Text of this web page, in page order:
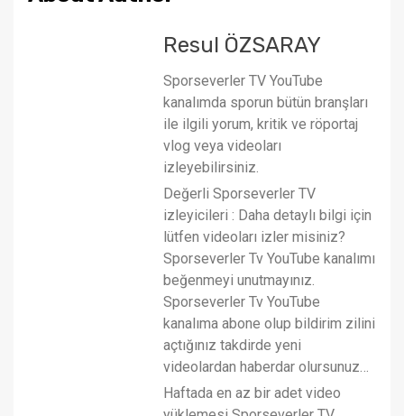
Resul ÖZSARAY
Sporseverler TV YouTube
kanalımda sporun bütün branşları
ile ilgili yorum, kritik ve röportaj
vlog veya videoları
izleyebilirsiniz.
Değerli Sporseverler TV
izleyicileri : Daha detaylı bilgi için
lütfen videoları izler misiniz?
Sporseverler Tv YouTube kanalımı
beğenmeyi unutmayınız.
Sporseverler Tv YouTube
kanalıma abone olup bildirim zilini
açtığınız takdirde yeni
videolardan haberdar olursunuz…
Haftada en az bir adet video